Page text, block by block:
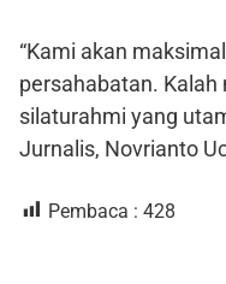
“Kami akan
persahabatan. Kalah
silaturahmi yang
Jurnalis, Novrianto
Pembaca : 428